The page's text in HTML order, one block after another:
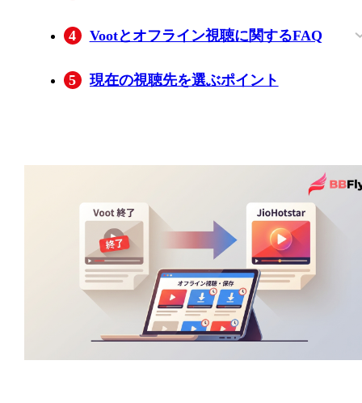
4 Vootとオフライン視聴に関するFAQ
5 現在の視聴先を選ぶポイント